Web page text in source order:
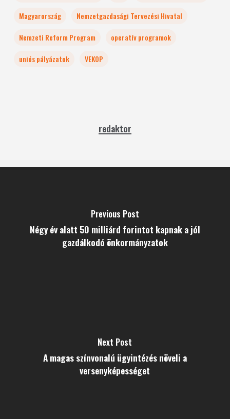
Magyarország
Nemzetgazdasági Tervezési Hivatal
Nemzeti Reform Program
operatív programok
uniós pályázatok
VEKOP
redaktor
Previous Post
Négy év alatt 50 milliárd forintot kapnak a jól
gazdálkodó önkormányzatok
Next Post
A magas színvonalú ügyintézés növeli a
versenyképességet